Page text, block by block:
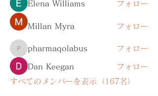
Elena Williams フォロー
Millan Myra フォロー
pharmaqolabus
pharmaqolabus フォロー
Dan Keegan
フォロー
すべてのメンバーを表示（167名）